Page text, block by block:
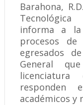
Barahona,
Tecnológica
informa a
procesos de
egresados
General
licenciatura
responden
académicos y